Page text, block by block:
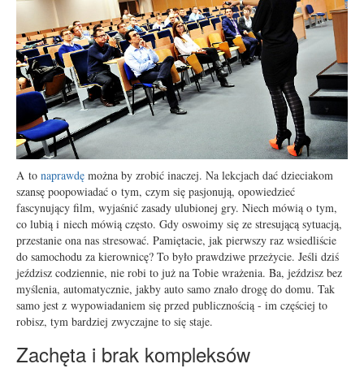
A to naprawdę można by zrobić inaczej. Na lekcjach dać dzieciakom
szansę poopowiadać o tym, czym się pasjonują, opowiedzieć
fascynujący film, wyjaśnić zasady ulubionej gry. Niech mówią o tym,
co lubią i niech mówią często. Gdy oswoimy się ze stresującą sytuacją,
przestanie ona nas stresować. Pamiętacie, jak pierwszy raz wsiedliście
do samochodu za kierownicę? To było prawdziwe przeżycie. Jeśli dziś
jeździsz codziennie, nie robi to już na Tobie wrażenia. Ba, jeździsz bez
myślenia, automatycznie, jakby auto samo znało drogę do domu. Tak
samo jest z wypowiadaniem się przed publicznością - im częściej to
robisz, tym bardziej zwyczajne to się staje.
Zachęta i brak kompleksów